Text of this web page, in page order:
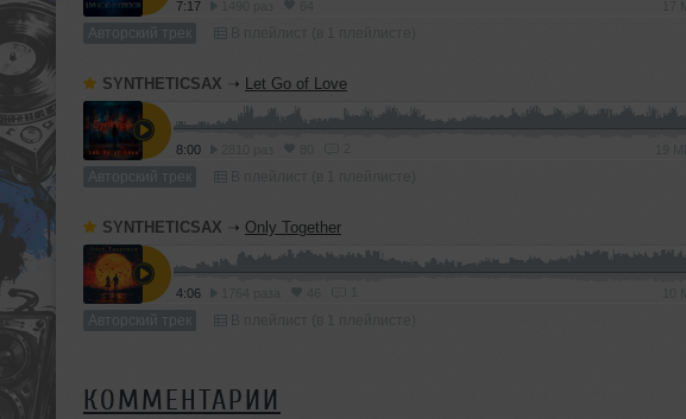
7:17
Авторский трек
SYNTHETICSAX ➝ Let Go of Love
8:00
Авторский трек
SYNTHETICSAX ➝ Only Together
4:06
Авторский трек
КОММЕНТАРИИ